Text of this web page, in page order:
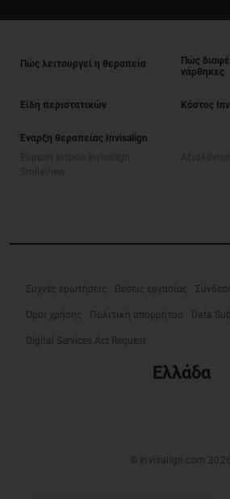
Πώς λειτουργεί η θεραπεία
Πώς
νάρθηκες
Είδη περιστατικών Κόστος
Έναρξη θεραπείας Invisalign
Συχνές ερωτήσεις Θέσεις εργασίας
Όροι χρήσης Πολιτική απορρήτου Data
Digital Services Act Request
Ελλάδα
© Invisalign.com 2026